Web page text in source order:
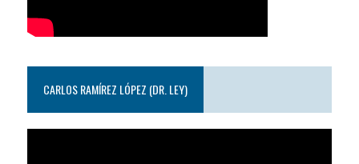
CARLOS RAMÍREZ LÓPEZ (DR. LEY)